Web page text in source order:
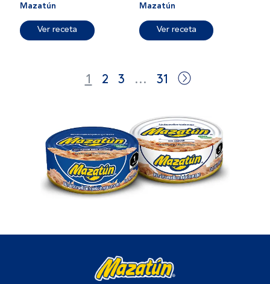
Mazatún
Ver receta
Mazatún
Ver receta
1 2 3 … 31